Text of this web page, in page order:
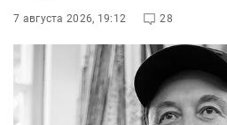
7 августа 2026, 19:12 28